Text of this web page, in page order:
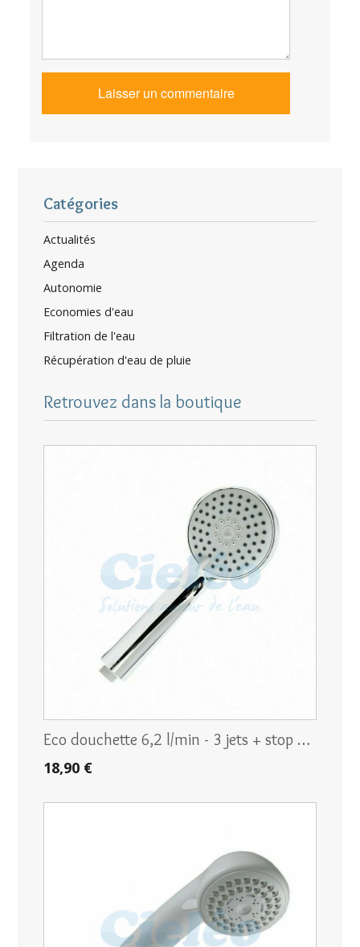
Catégories
Actualités
Agenda
Autonomie
Economies d'eau
Filtration de l'eau
Récupération d'eau de pluie
Retrouvez dans la boutique
Eco douchette 6,2 l/min - 3 jets + stop …
18,90 €